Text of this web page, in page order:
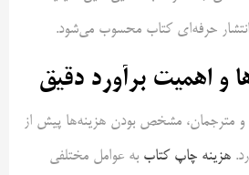
حرفه‌ای کتاب محسوب می‌شود.
و اهمیت برآورد دقیق
و مترجمان، مشخص بودن هزینه‌ها پیش از
هزینه چاپ کتاب به عوامل مختلفی